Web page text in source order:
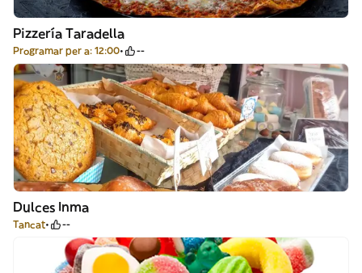
Pizzería Taradella
Programar per a: 12:00 --
Dulces Inma
Tancat --